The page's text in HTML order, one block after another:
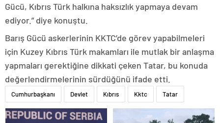
Gücü, Kıbrıs Türk halkına haksızlık yapmaya devam
ediyor.” diye konuştu.
Barış Gücü askerlerinin KKTC’de görev yapabilmeleri
için Kuzey Kıbrıs Türk makamları ile mutlak bir anlaşma
yapmaları gerektiğine dikkati çeken Tatar, bu konuda
değerlendirmelerinin sürdüğünü ifade etti.
Cumhurbaşkanı Devlet Kıbrıs Kktc Tatar